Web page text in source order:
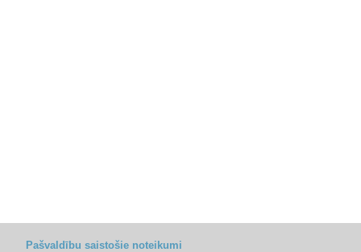
Pašvaldību saistošie noteikumi